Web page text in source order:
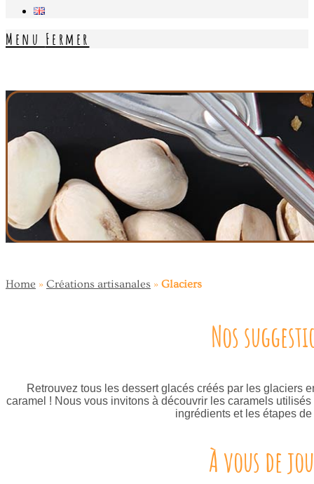
Menu Fermer
Home » Créations artisanales » Glaciers
Nos
Retrouvez tous les dessert glacés créés par les glaciers
caramel ! Nous vous invitons à découvrir les caramels
ingrédients et les étapes
À vous de